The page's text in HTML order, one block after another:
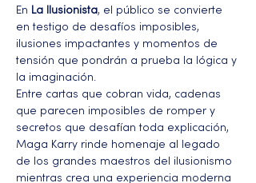
En La Ilusionista, el público se convierte
en testigo de desafíos imposibles,
ilusiones impactantes y momentos de
tensión que pondrán a prueba la lógica y
la imaginación.
Entre cartas que cobran vida, cadenas
que parecen imposibles de romper y
secretos que desafían toda explicación,
Maga Karry rinde homenaje al legado
de los grandes maestros del ilusionismo
mientras crea una experiencia moderna